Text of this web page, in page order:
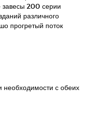
завесы 200 серии
различного
прогретый поток
необходимости с обеих